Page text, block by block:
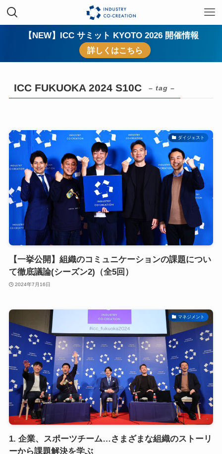
【NEW】ICC サミット KYOTO 2026 開催情報
詳しくはこちら
ICC FUKUOKA 2024 S10C – tag –
ダイジェスト
【一挙公開】組織のコミュニケーションの課題につい
て徹底議論(シーズン2)（全5回）
2024年7月16日
マネジメント
1. 企業、スポーツチーム…さまざまな組織のストーリ
ーから課題解決を学ぶ